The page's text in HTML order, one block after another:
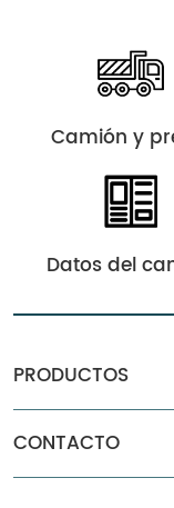
Camión y
Datos del
PRODUCTOS
CONTACTO